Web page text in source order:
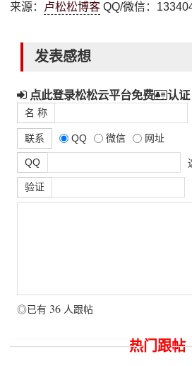
来源： 卢松松博客 QQ/微信：
发表感想
点此登录松松云平台免费 认证
名 称
联系 QQ 微信 网址
QQ
验证
◎已有 36 人跟帖
热门跟帖